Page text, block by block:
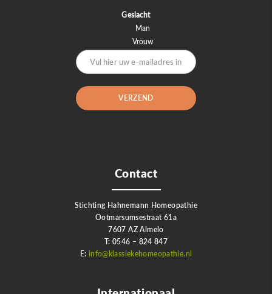
Contact
Stichting Hahnemann Homeopathie
Ootmarsumsestraat 61a
7607 AZ Almelo
T: 0546 – 824 847
E: info@klassiekehomeopathie.nl
Geslacht
Man
Vrouw